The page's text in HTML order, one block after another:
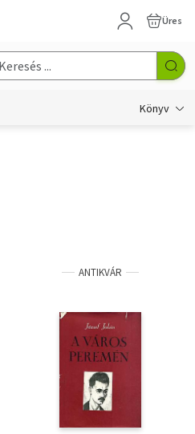
Üres
Könyv
ANTIKVÁR